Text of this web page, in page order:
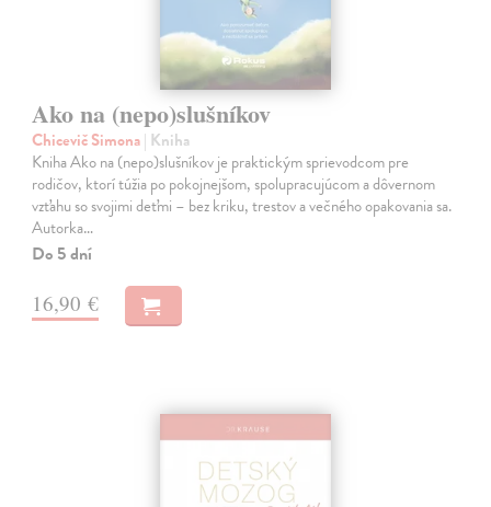
Ako na (nepo)slušníkov
Chicevič Simona| Kniha
Kniha Ako na (nepo)slušníkov je praktickým sprievodcom pre
rodičov, ktorí túžia po pokojnejšom, spolupracujúcom a dôvernom
vzťahu so svojimi deťmi – bez kriku, trestov a večného opakovania sa.
Autorka…
Do 5 dní
16,90 €